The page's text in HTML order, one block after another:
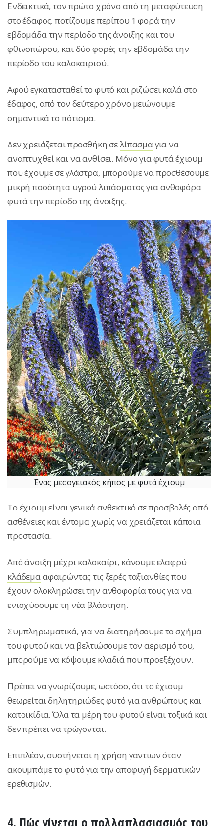
Ενδεικτικά, τον πρώτο χρόνο από τη μεταφύτευση
στο έδαφος, ποτίζουμε περίπου 1 φορά την
εβδομάδα την περίοδο της άνοιξης και του
φθινοπώρου, και δύο φορές την εβδομάδα την
περίοδο του καλοκαιριού.
Αφού εγκατασταθεί το φυτό και ριζώσει καλά στο
έδαφος, από τον δεύτερο χρόνο μειώνουμε
σημαντικά το πότισμα.
Δεν χρειάζεται προσθήκη σελίπασμαγια να
αναπτυχθεί και να ανθίσει. Μόνο για φυτά έχιουμ
που έχουμε σε γλάστρα, μπορούμε να προσθέσουμε
μικρή ποσότητα υγρού λιπάσματος για ανθοφόρα
φυτά την περίοδο της άνοιξης.
Ένας μεσογειακός κήπος με φυτά έχιουμ
Το έχιουμ είναι γενικά ανθεκτικό σε προσβολές από
ασθένειες και έντομα χωρίς να χρειάζεται κάποια
προστασία.
Από άνοιξη μέχρι καλοκαίρι, κάνουμε ελαφρύ
κλάδεμα αφαιρώντας τις ξερές ταξιανθίες που
έχουν ολοκληρώσει την ανθοφορία τους για να
ενισχύσουμε τη νέα βλάστηση.
Συμπληρωματικά, για να διατηρήσουμε το σχήμα
του φυτού και να βελτιώσουμε τον αερισμό του,
μπορούμε να κόψουμε κλαδιά που προεξέχουν.
Πρέπει να γνωρίζουμε, ωστόσο, ότι το έχιουμ
θεωρείται δηλητηριώδες φυτό για ανθρώπους και
κατοικίδια. Όλα τα μέρη του φυτού είναι τοξικά και
δεν πρέπει να τρώγονται.
Επιπλέον, συστήνεται η χρήση γαντιών όταν
ακουμπάμε το φυτό για την αποφυγή δερματικών
ερεθισμών.
4. Πώς γίνεται ο πολλαπλασιασμός του